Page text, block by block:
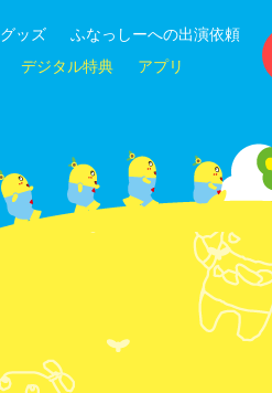
グッズ
ふなっしーへの出演依頼
デジタル特典 アプリ